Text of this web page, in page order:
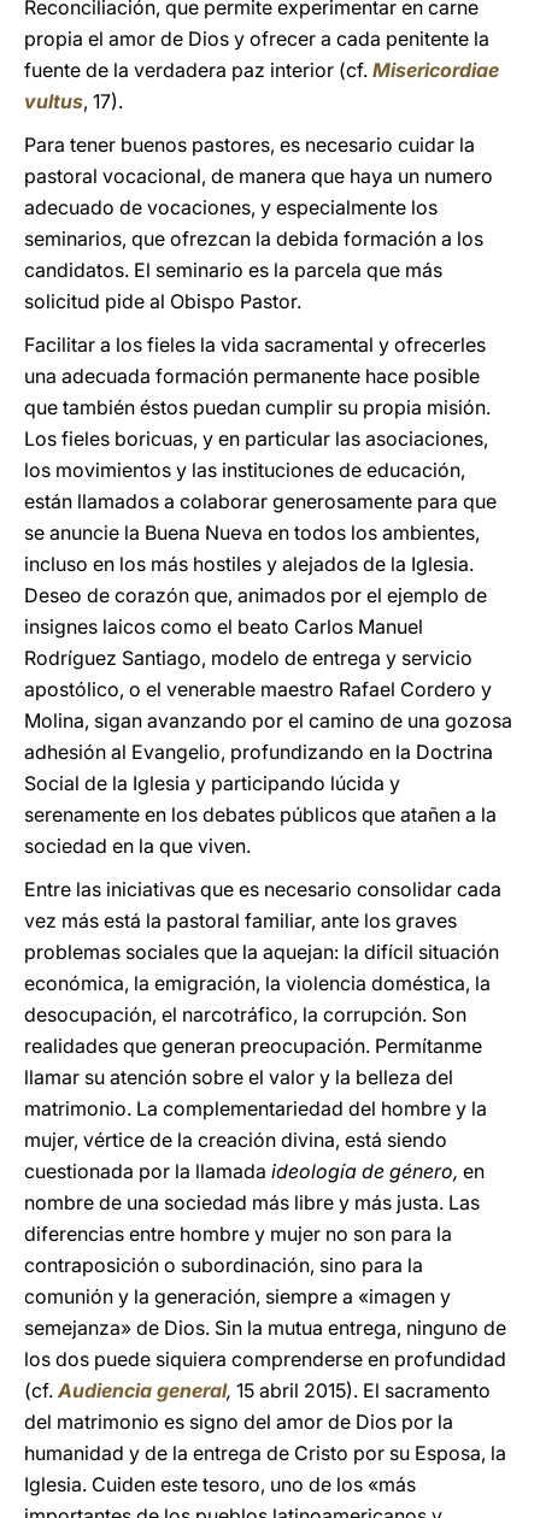
Reconciliación, que permite experimentar en carne
propia el amor de Dios y ofrecer a cada penitente la
fuente de la verdadera paz interior (cf. Misericordiae
vultus, 17).
Para tener buenos pastores, es necesario cuidar la
pastoral vocacional, de manera que haya un numero
adecuado de vocaciones, y especialmente los
seminarios, que ofrezcan la debida formación a los
candidatos. El seminario es la parcela que más
solicitud pide al Obispo Pastor.
Facilitar a los fieles la vida sacramental y ofrecerles
una adecuada formación permanente hace posible
que también éstos puedan cumplir su propia misión.
Los fieles boricuas, y en particular las asociaciones,
los movimientos y las instituciones de educación,
están llamados a colaborar generosamente para que
se anuncie la Buena Nueva en todos los ambientes,
incluso en los más hostiles y alejados de la Iglesia.
Deseo de corazón que, animados por el ejemplo de
insignes laicos como el beato Carlos Manuel
Rodríguez Santiago, modelo de entrega y servicio
apostólico, o el venerable maestro Rafael Cordero y
Molina, sigan avanzando por el camino de una gozosa
adhesión al Evangelio, profundizando en la Doctrina
Social de la Iglesia y participando lúcida y
serenamente en los debates públicos que atañen a la
sociedad en la que viven.
Entre las iniciativas que es necesario consolidar cada
vez más está la pastoral familiar, ante los graves
problemas sociales que la aquejan: la difícil situación
económica, la emigración, la violencia doméstica, la
desocupación, el narcotráfico, la corrupción. Son
realidades que generan preocupación. Permítanme
llamar su atención sobre el valor y la belleza del
matrimonio. La complementariedad del hombre y la
mujer, vértice de la creación divina, está siendo
cuestionada por la llamada ideología de género, en
nombre de una sociedad más libre y más justa. Las
diferencias entre hombre y mujer no son para la
contraposición o subordinación, sino para la
comunión y la generación, siempre a «imagen y
semejanza» de Dios. Sin la mutua entrega, ninguno de
los dos puede siquiera comprenderse en profundidad
(cf.Audiencia general, 15 abril 2015). El sacramento
del matrimonio es signo del amor de Dios por la
humanidad y de la entrega de Cristo por su Esposa, la
Iglesia. Cuiden este tesoro, uno de los «más